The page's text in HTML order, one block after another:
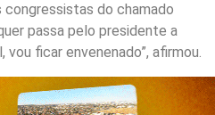
do chamado
passa pelo presidente a
vou ficar envenenado”, afirmou.